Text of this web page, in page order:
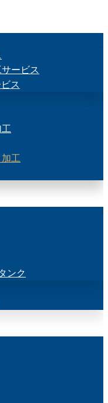
ービス
ス
工
ンク